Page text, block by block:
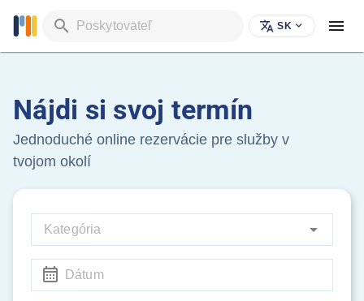
Poskytovateľ SK
Nájdi si svoj termín
Jednoduché online rezervácie pre služby v
tvojom okolí
Kategória
Dátum